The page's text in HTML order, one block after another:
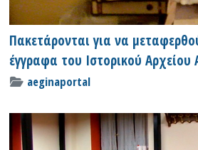
Πακετάρονται για να
έγγραφα του Ιστορικού Αρχείου
aeginaportal